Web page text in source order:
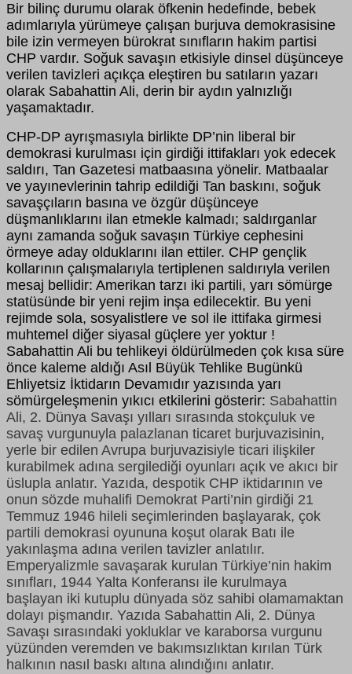
Bir bilinç durumu olarak öfkenin hedefinde, bebek
adımlarıyla yürümeye çalışan burjuva demokrasisine
bile izin vermeyen bürokrat sınıfların hakim partisi
CHP vardır. Soğuk savaşın etkisiyle dinsel düşünceye
verilen tavizleri açıkça eleştiren bu satıların yazarı
olarak Sabahattin Ali, derin bir aydın yalnızlığı
yaşamaktadır.
CHP-DP ayrışmasıyla birlikte DP’nin liberal bir
demokrasi kurulması için girdiği ittifakları yok edecek
saldırı, Tan Gazetesi matbaasına yönelir. Matbaalar
ve yayınevlerinin tahrip edildiği Tan baskını, soğuk
savaşçıların basına ve özgür düşünceye
düşmanlıklarını ilan etmekle kalmadı; saldırganlar
aynı zamanda soğuk savaşın Türkiye cephesini
örmeye aday olduklarını ilan ettiler. CHP gençlik
kollarının çalışmalarıyla tertiplenen saldırıyla verilen
mesaj bellidir: Amerikan tarzı iki partili, yarı sömürge
statüsünde bir yeni rejim inşa edilecektir. Bu yeni
rejimde sola, sosyalistlere ve sol ile ittifaka girmesi
muhtemel diğer siyasal güçlere yer yoktur !
Sabahattin Ali bu tehlikeyi öldürülmeden çok kısa süre
önce kaleme aldığı Asıl Büyük Tehlike Bugünkü
Ehliyetsiz İktidarın Devamıdır yazısında yarı
sömürgeleşmenin yıkıcı etkilerini gösterir: Sabahattin
Ali, 2. Dünya Savaşı yılları sırasında stokçuluk ve
savaş vurgunuyla palazlanan ticaret burjuvazisinin,
yerle bir edilen Avrupa burjuvazisiyle ticari ilişkiler
kurabilmek adına sergilediği oyunları açık ve akıcı bir
üslupla anlatır. Yazıda, despotik CHP iktidarının ve
onun sözde muhalifi Demokrat Parti’nin girdiği 21
Temmuz 1946 hileli seçimlerinden başlayarak, çok
partili demokrasi oyununa koşut olarak Batı ile
yakınlaşma adına verilen tavizler anlatılır.
Emperyalizmle savaşarak kurulan Türkiye’nin hakim
sınıfları, 1944 Yalta Konferansı ile kurulmaya
başlayan iki kutuplu dünyada söz sahibi olamamaktan
dolayı pişmandır. Yazıda Sabahattin Ali, 2. Dünya
Savaşı sırasındaki yokluklar ve karaborsa vurgunu
yüzünden veremden ve bakımsızlıktan kırılan Türk
halkının nasıl baskı altına alındığını anlatır.